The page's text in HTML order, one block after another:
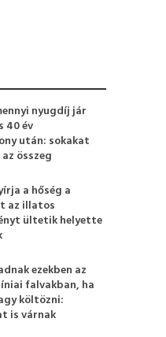
nyugdíj jár
40 év
után: sokakat
összeg
a hőség a
az illatos
ültetik helyette
ezekben az
falvakban, ha
költözni:
is várnak